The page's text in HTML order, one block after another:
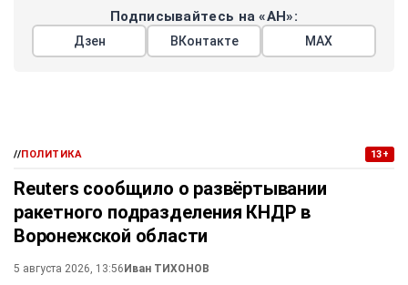
Подписывайтесь на «АН»:
Дзен ВКонтакте МАХ
//ПОЛИТИКА 13+
Reuters сообщило о развёртывании
ракетного подразделения КНДР в
Воронежской области
5 августа 2026, 13:56Иван ТИХОНОВ